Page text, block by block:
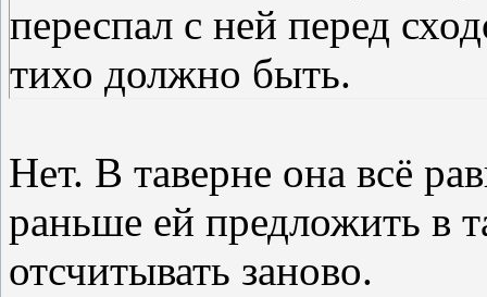
переспал с ней перед
тихо должно быть.
Нет. В таверне она всё
раньше ей предложить в
отсчитывать заново.